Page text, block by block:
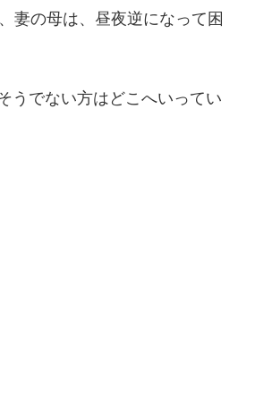
妻の母は、昼夜逆になって困
うでない方はどこへいってい